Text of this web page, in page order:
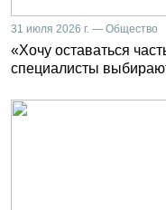
31 июля 2026 г. — Общество
«Хочу оставаться
специалисты